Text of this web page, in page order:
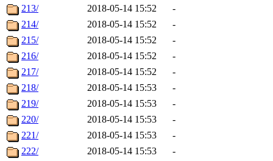
213/
2018-05-14 15:52
-
214/
2018-05-14 15:52
-
215/
2018-05-14 15:52
-
216/
2018-05-14 15:52
-
217/
2018-05-14 15:52
-
218/
2018-05-14 15:53
-
219/
2018-05-14 15:53
-
220/
2018-05-14 15:53
-
221/
2018-05-14 15:53
-
222/
2018-05-14 15:53
-